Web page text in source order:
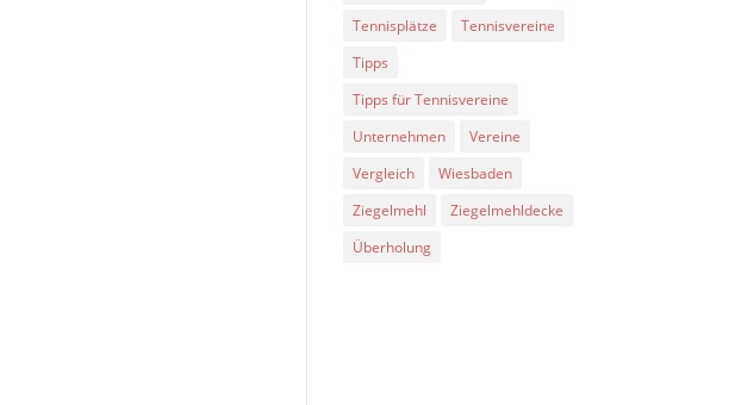
Tennisplätze
Tennisvereine
Tipps
Tipps für Tennisvereine
Unternehmen
Vereine
Vergleich
Wiesbaden
Ziegelmehl
Ziegelmehldecke
Überholung